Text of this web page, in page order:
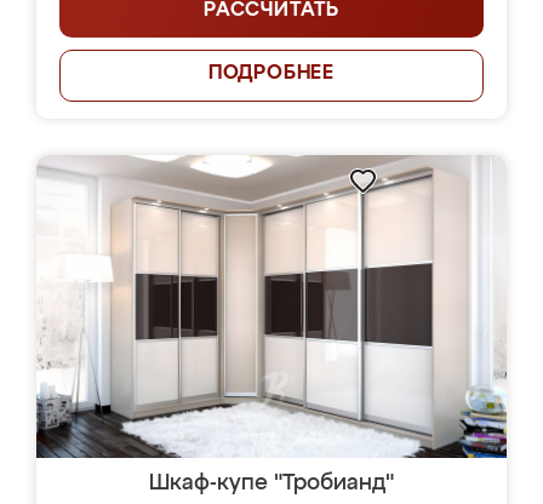
РАССЧИТАТЬ
ПОДРОБНЕЕ
Шкаф-купе "Тробианд"